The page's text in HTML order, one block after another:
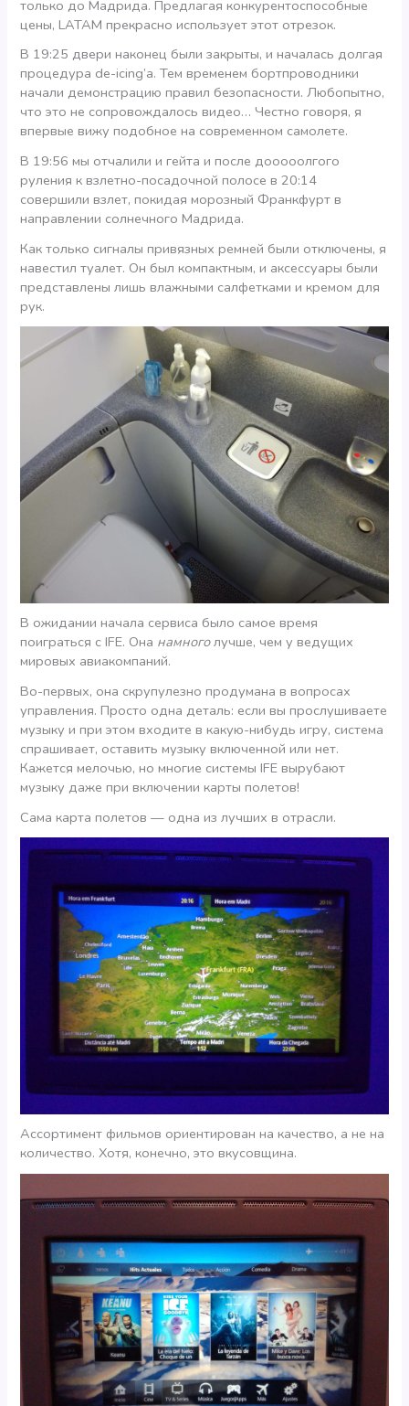
только до Мадрида. Предлагая конкурентоспособные
цены, LATAM прекрасно использует этот отрезок.
В 19:25 двери наконец были закрыты, и началась долгая
процедура de-icing’а. Тем временем бортпроводники
начали демонстрацию правил безопасности. Любопытно,
что это не сопровождалось видео… Честно говоря, я
впервые вижу подобное на современном самолете.
В 19:56 мы отчалили и гейта и после дооооолгого
руления к взлетно-посадочной полосе в 20:14
совершили взлет, покидая морозный Франкфурт в
направлении солнечного Мадрида.
Как только сигналы привязных ремней были отключены, я
навестил туалет. Он был компактным, и аксессуары были
представлены лишь влажными салфетками и кремом для
рук.
В ожидании начала сервиса было самое время
поиграться с IFE. Она намноголучше, чем у ведущих
мировых авиакомпаний.
Во-первых, она скрупулезно продумана в вопросах
управления. Просто одна деталь: если вы прослушиваете
музыку и при этом входите в какую-нибудь игру, система
спрашивает, оставить музыку включенной или нет.
Кажется мелочью, но многие системы IFE вырубают
музыку даже при включении карты полетов!
Сама карта полетов — одна из лучших в отрасли.
Ассортимент фильмов ориентирован на качество, а не на
количество. Хотя, конечно, это вкусовщина.